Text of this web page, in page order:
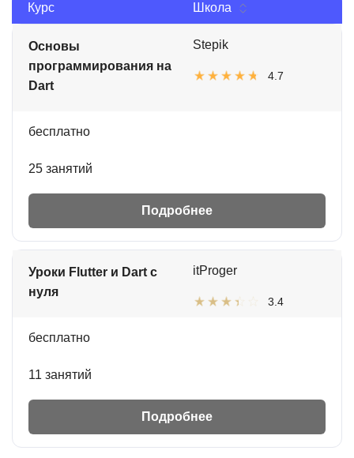
Курс Школа
Основы
программирования на
Dart
Stepik
4.7
бесплатно
25 занятий
Подробнее
Уроки Flutter и Dart с
нуля
itProger
3.4
бесплатно
11 занятий
Подробнее